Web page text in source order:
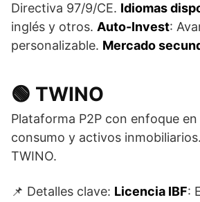
Directiva 97/9/CE. Idiomas
inglés y otros. Auto-Invest:
personalizable. Mercado
🟢 TWINO
Plataforma P2P con enfoque
consumo y activos
TWINO.
📌 Detalles clave: Licencia IBF: